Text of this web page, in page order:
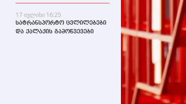
17 ივლისი 16:25
სატრანსპორტო ცვლილებები
და ქალაქის გამოწვევები